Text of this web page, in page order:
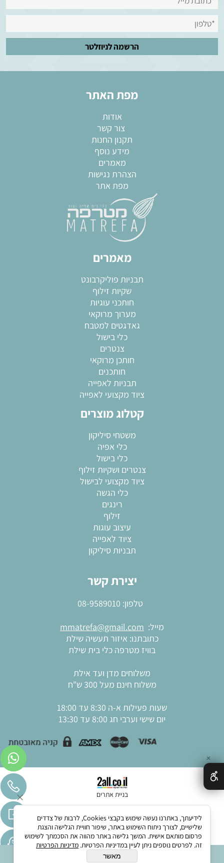
הוסף לסל
מפת האתר
אודות
צור קשר
תקנון החנות
מידע נוסף
מאמרים
הצהרת נגישות
מפת אתר
מאמרים
תבניות פוליקרבונט
שקיות זילוף
חותכני עוגיות
מערוך מרוקאי
גאדגטים למטבח
כלי בישול
צנטרים
חותכן מרוקאי
חותכנים
תבניות לאפייה
ציוד מקצועי לאפייה
קטלוג מוצרים
משטחי סיליקון
כלי אפיה
כלי בישול
צנטרים ושקיות זילוף
ציוד מקצועי לבישול
כלי הגשה
רינגים
זילוף
עיצוב עוגות
ציוד לאפייה
תבניות סיליקון
יצירת קשר
טלפון: 08-9589010
מייל: mmatrefa@gmail.com
כתובתנו: איזור תעשיה שילת
בוויז מטרפה כלי בית שילת
משלוחים מדן ועד אילת
משלוח חינם מעל 300 ש"ח
שעות פעילות א-ה 8:30 עד 18:00
יום שישי וערבי חג 8:00 עד 13:30
בניית אתרים
✕
לידיעתך, באתרנו נעשה שימוש בקבצי Cookies, לרבות של צדדים
שלישיים, לצורך ניתוח השימוש באתר, שיפור חוויית הגלישה והצגת
פרסום מותאם אישית. המשך גלישה באתר מהווה את הסכמתך לשימוש
זה. לפרטים נוספים ניתן לעיין במדיניות הפרטיות. מדיניות הפרטיות
מאשר